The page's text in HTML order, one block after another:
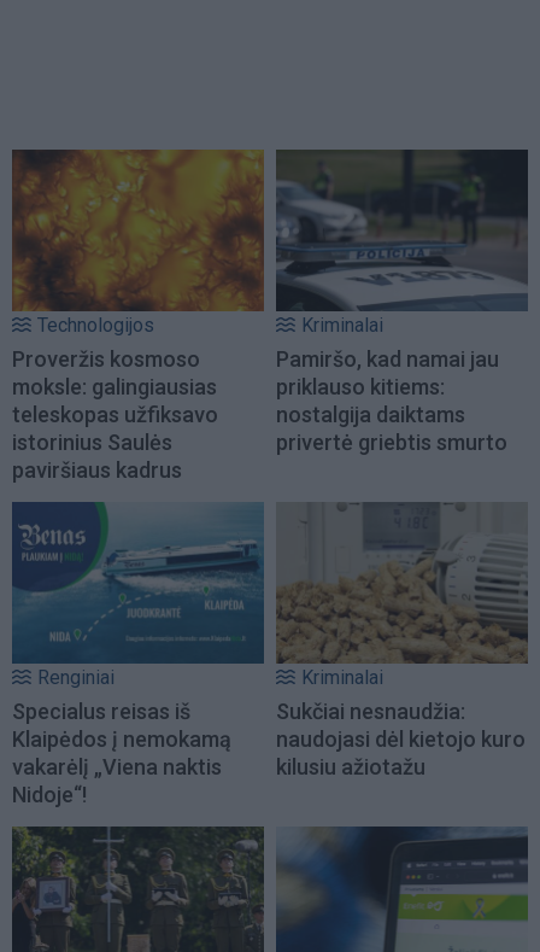
Technologijos
Proveržis kosmoso
moksle: galingiausias
teleskopas užfiksavo
istorinius Saulės
paviršiaus kadrus
Kriminalai
Pamiršo, kad namai jau
priklauso kitiems:
nostalgija daiktams
privertė griebtis smurto
Renginiai
Specialus reisas iš
Klaipėdos į nemokamą
vakarėlį „Viena naktis
Nidoje“!
Kriminalai
Sukčiai nesnaudžia:
naudojasi dėl kietojo kuro
kilusiu ažiotažu